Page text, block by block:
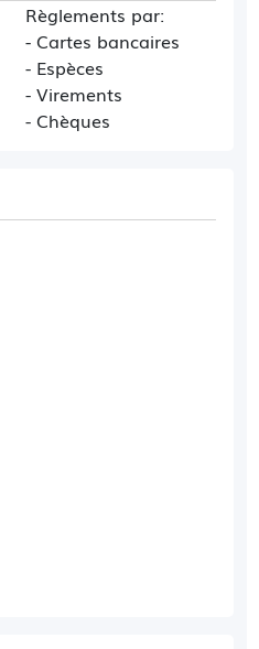
Règlements par:
- Cartes bancaires
- Espèces
- Virements
- Chèques